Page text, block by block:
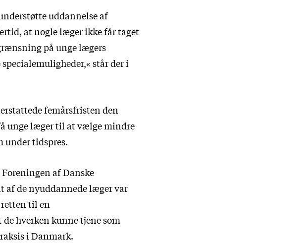
uddannelse af
at nogle læger ikke får taget
på unge lægers
står der i
femårsfristen den
unge læger til at vælge mindre
tidspres.
af Danske
af de nyuddannede læger var
til en
hverken kunne tjene som
i Danmark.